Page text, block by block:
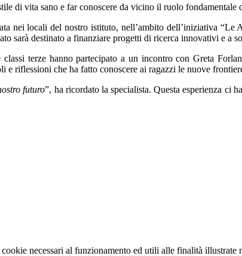
di vita sano e far conoscere da vicino il ruolo
nei locali del nostro istituto, nell’ambito dell’iniziativa “Le
sarà destinato a finanziare progetti di ricerca innovativi e a
terze hanno partecipato a un incontro con Greta
e riflessioni che ha fatto conoscere ai ragazzi le nuove
futuro”, ha ricordato la specialista.Questa esperienza ci
necessari al funzionamento ed utili alle finalità illustrate